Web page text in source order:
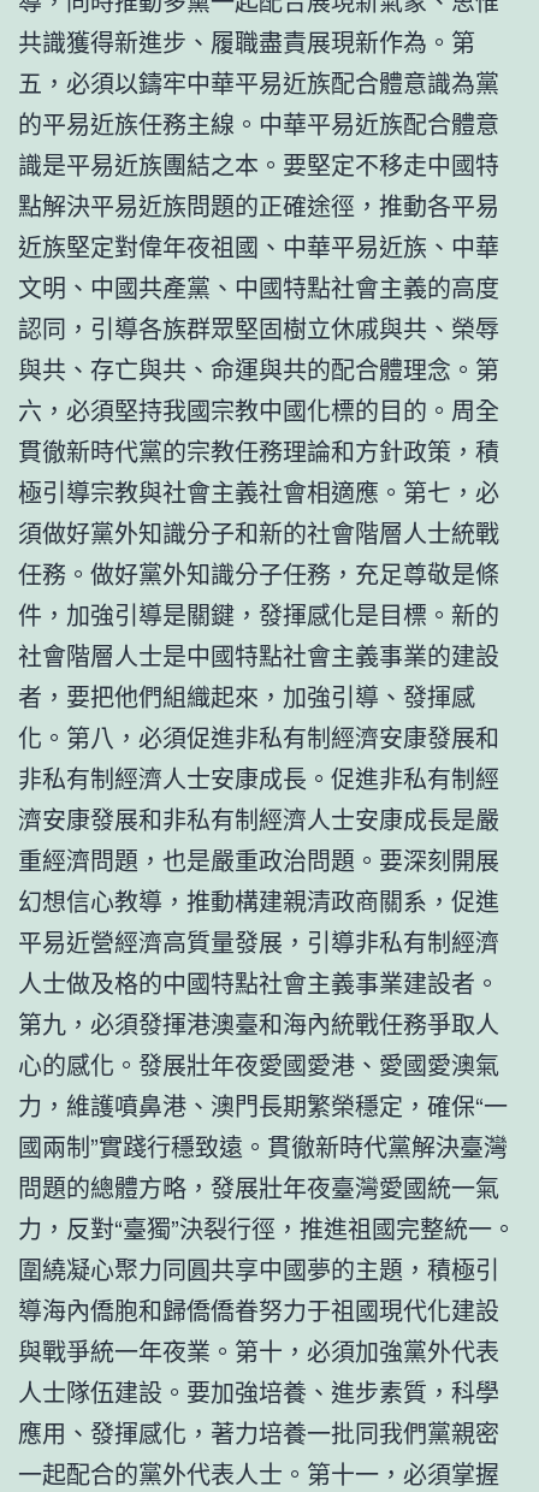
共識獲得新進步、履職盡責展現新作為。第
五，必須以鑄牢中華平易近族配合體意識為黨
的平易近族任務主線。中華平易近族配合體意
識是平易近族團結之本。要堅定不移走中國特
點解決平易近族問題的正確途徑，推動各平易
近族堅定對偉年夜祖國、中華平易近族、中華
文明、中國共產黨、中國特點社會主義的高度
認同，引導各族群眾堅固樹立休戚與共、榮辱
與共、存亡與共、命運與共的配合體理念。第
六，必須堅持我國宗教中國化標的目的。周全
貫徹新時代黨的宗教任務理論和方針政策，積
極引導宗教與社會主義社會相適應。第七，必
須做好黨外知識分子和新的社會階層人士統戰
任務。做好黨外知識分子任務，充足尊敬是條
件，加強引導是關鍵，發揮感化是目標。新的
社會階層人士是中國特點社會主義事業的建設
者，要把他們組織起來，加強引導、發揮感
化。第八，必須促進非私有制經濟安康發展和
非私有制經濟人士安康成長。促進非私有制經
濟安康發展和非私有制經濟人士安康成長是嚴
重經濟問題，也是嚴重政治問題。要深刻開展
幻想信心教導，推動構建親清政商關系，促進
平易近營經濟高質量發展，引導非私有制經濟
人士做及格的中國特點社會主義事業建設者。
第九，必須發揮港澳臺和海內統戰任務爭取人
心的感化。發展壯年夜愛國愛港、愛國愛澳氣
力，維護噴鼻港、澳門長期繁榮穩定，確保“一
國兩制”實踐行穩致遠。貫徹新時代黨解決臺灣
問題的總體方略，發展壯年夜臺灣愛國統一氣
力，反對“臺獨”決裂行徑，推進祖國完整統一。
圍繞凝心聚力同圓共享中國夢的主題，積極引
導海內僑胞和歸僑僑眷努力于祖國現代化建設
與戰爭統一年夜業。第十，必須加強黨外代表
人士隊伍建設。要加強培養、進步素質，科學
應用、發揮感化，著力培養一批同我們黨親密
一起配合的黨外代表人士。第十一，必須掌握